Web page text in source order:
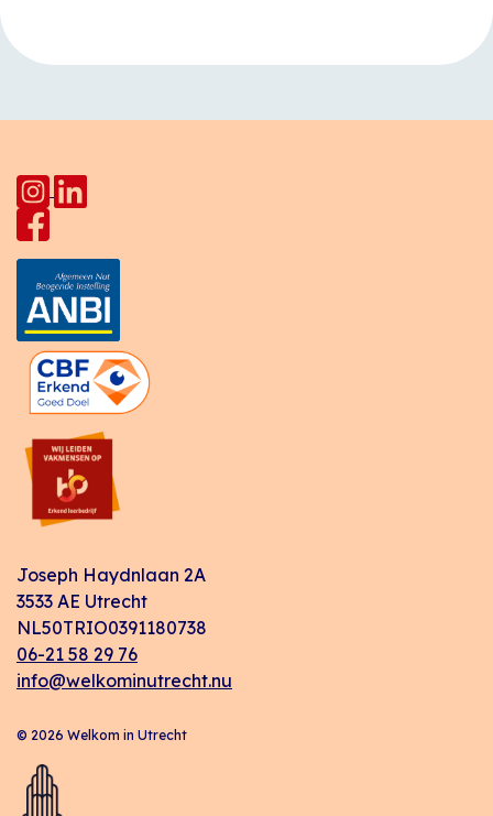
Joseph Haydnlaan 2A
3533 AE Utrecht
NL50TRIO0391180738
06-21 58 29 76
info@welkominutrecht.nu
© 2026 Welkom in Utrecht